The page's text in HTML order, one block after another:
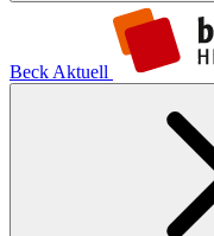
Beck Aktuell